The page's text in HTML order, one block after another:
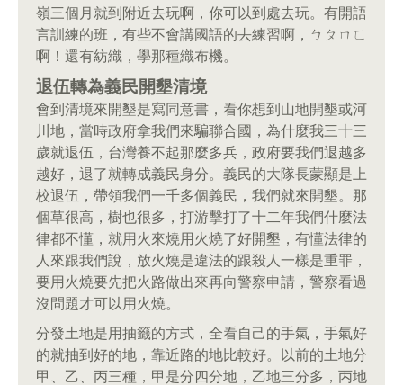
嶺三個月就到附近去玩啊，你可以到處去玩。有開語
言訓練的班，有些不會講國語的去練習啊，ㄅㄆㄇㄈ
啊！還有紡織，學那種織布機。
退伍轉為義民開墾清境
會到清境來開墾是寫同意書，看你想到山地開墾或河
川地，當時政府拿我們來騙聯合國，為什麼我三十三
歲就退伍，台灣養不起那麼多兵，政府要我們退越多
越好，退了就轉成義民身分。義民的大隊長蒙顯是上
校退伍，帶領我們一千多個義民，我們就來開墾。那
個草很高，樹也很多，打游擊打了十二年我們什麼法
律都不懂，就用火來燒用火燒了好開墾，有懂法律的
人來跟我們說，放火燒是違法的跟殺人一樣是重罪，
要用火燒要先把火路做出來再向警察申請，警察看過
沒問題才可以用火燒。
分發土地是用抽籤的方式，全看自己的手氣，手氣好
的就抽到好的地，靠近路的地比較好。以前的土地分
甲、乙、丙三種，甲是分四分地，乙地三分多，丙地